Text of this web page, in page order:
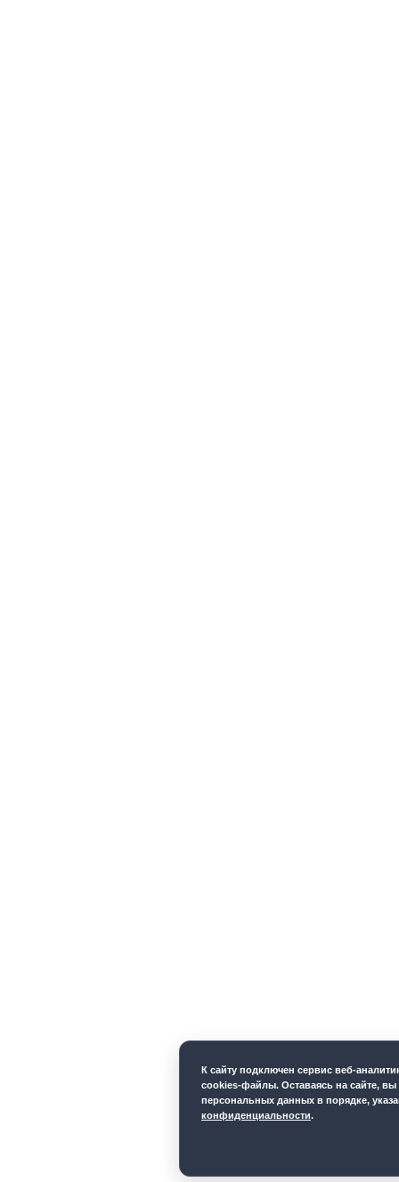
К cайту подключен сервис веб-
cookies-файлы. Оставаясь на сайте, вы
персональных данных в порядке,
конфиденциальности.